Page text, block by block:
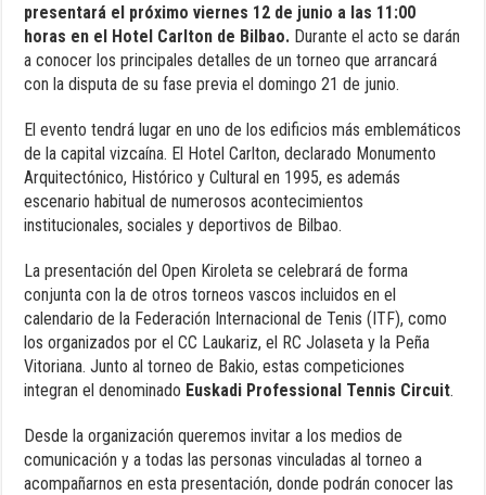
presentará el próximo viernes 12 de junio a las 11:00
horas en el Hotel Carlton de Bilbao. Durante el acto se darán
a conocer los principales detalles de un torneo que arrancará
con la disputa de su fase previa el domingo 21 de junio.
El evento tendrá lugar en uno de los edificios más emblemáticos
de la capital vizcaína. El Hotel Carlton, declarado Monumento
Arquitectónico, Histórico y Cultural en 1995, es además
escenario habitual de numerosos acontecimientos
institucionales, sociales y deportivos de Bilbao.
La presentación del Open Kiroleta se celebrará de forma
conjunta con la de otros torneos vascos incluidos en el
calendario de la Federación Internacional de Tenis (ITF), como
los organizados por el CC Laukariz, el RC Jolaseta y la Peña
Vitoriana. Junto al torneo de Bakio, estas competiciones
integran el denominado Euskadi Professional Tennis Circuit.
Desde la organización queremos invitar a los medios de
comunicación y a todas las personas vinculadas al torneo a
acompañarnos en esta presentación, donde podrán conocer las